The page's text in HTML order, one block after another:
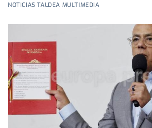
NOTICIAS TALDEA MULTIMEDIA